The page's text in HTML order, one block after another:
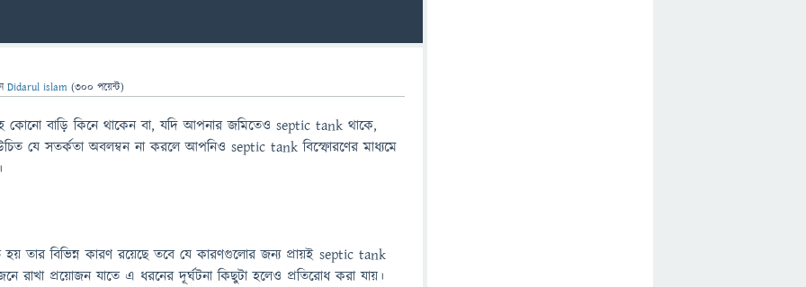
Didarul islam (300 পয়েন্ট)
বাড়ি কিনে থাকেন বা, যদি আপনার জমিতেও septic tank থাকে,
যে সতর্কতা অবলম্বন না করলে আপনিও septic tank বিস্ফোরণের মাধ্যমে
হয় তার বিভিন্ন কারণ রয়েছে তবে যে কারণগুলোর জন্য প্রায়ই septic tank
রাখা প্রয়োজন যাতে এ ধরনের দূর্ঘটনা কিছুটা হলেও প্রতিরোধ করা যায়।